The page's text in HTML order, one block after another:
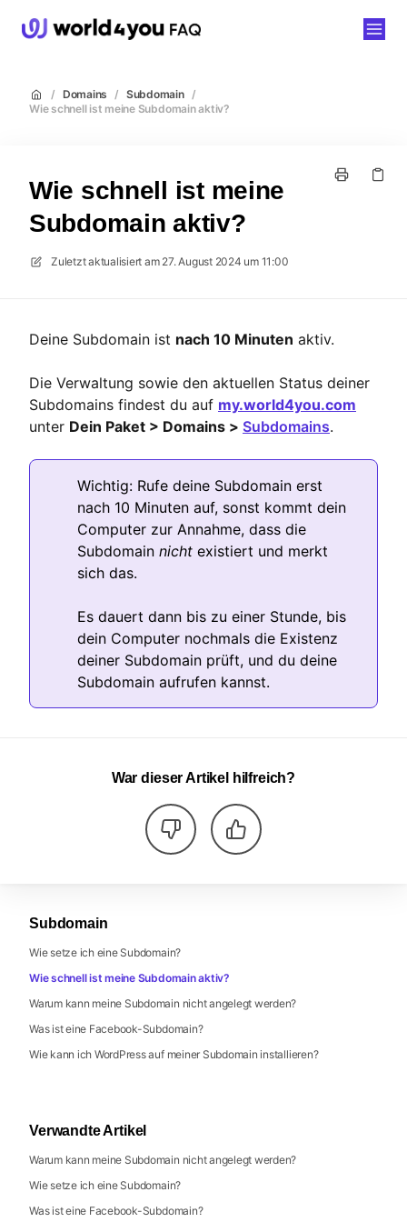
/ Domains / Subdomain /
Wie schnell ist meine Subdomain aktiv?
Wie schnell ist meine
Subdomain aktiv?
Zuletzt aktualisiert am 27. August 2024 um 11:00
Deine Subdomain ist nach 10 Minuten aktiv.
Die Verwaltung sowie den aktuellen Status deiner
Subdomains findest du auf my.world4you.com
unter Dein Paket > Domains > Subdomains.
Wichtig: Rufe deine Subdomain erst
nach 10 Minuten auf, sonst kommt dein
Computer zur Annahme, dass die
Subdomain nicht existiert und merkt
sich das.
Es dauert dann bis zu einer Stunde, bis
dein Computer nochmals die Existenz
deiner Subdomain prüft, und du deine
Subdomain aufrufen kannst.
War dieser Artikel hilfreich?
Subdomain
Wie setze ich eine Subdomain?
Wie schnell ist meine Subdomain aktiv?
Warum kann meine Subdomain nicht angelegt werden?
Was ist eine Facebook-Subdomain?
Wie kann ich WordPress auf meiner Subdomain installieren?
Verwandte Artikel
Warum kann meine Subdomain nicht angelegt werden?
Wie setze ich eine Subdomain?
Was ist eine Facebook-Subdomain?